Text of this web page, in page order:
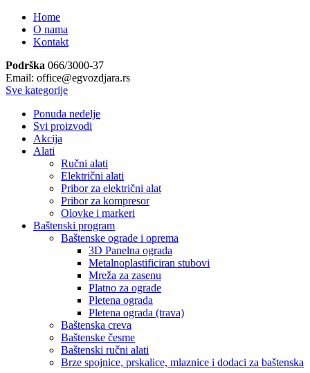
Home
O nama
Kontakt
Podrška 066/3000-37
Email: office@egvozdjara.rs
Sve kategorije
Ponuda nedelje
Svi proizvodi
Akcija
Alati
Ručni alati
Električni alati
Pribor za električni alat
Pribor za kompresor
Olovke i markeri
Baštenski program
Baštenske ograde i oprema
3D Panelna ograda
Metalnoplastificiran stubovi
Mreža za zasenu
Platno za ograde
Pletena ograda
Pletena ograda (trava)
Baštenska creva
Baštenske česme
Baštenski ručni alati
Brze spojnice, prskalice, mlaznice i dodaci za baštenska